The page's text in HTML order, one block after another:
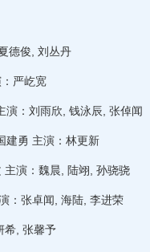
德俊, 刘丛丹
严屹宽
刘雨欣, 钱泳辰, 张倬闻
勇 主演：林更新
演：魏晨, 陆翊, 孙骁骁
张卓闻, 海陆, 李进荣
, 张馨予